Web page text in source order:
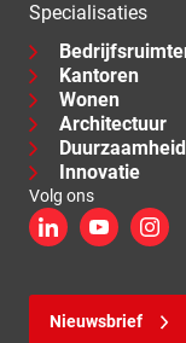
Specialisaties
Kantoren
Wonen
Architectuur
Duurzaamheid
Innovatie
Volg ons
LinkedInYouTube
Nieuwsbrief